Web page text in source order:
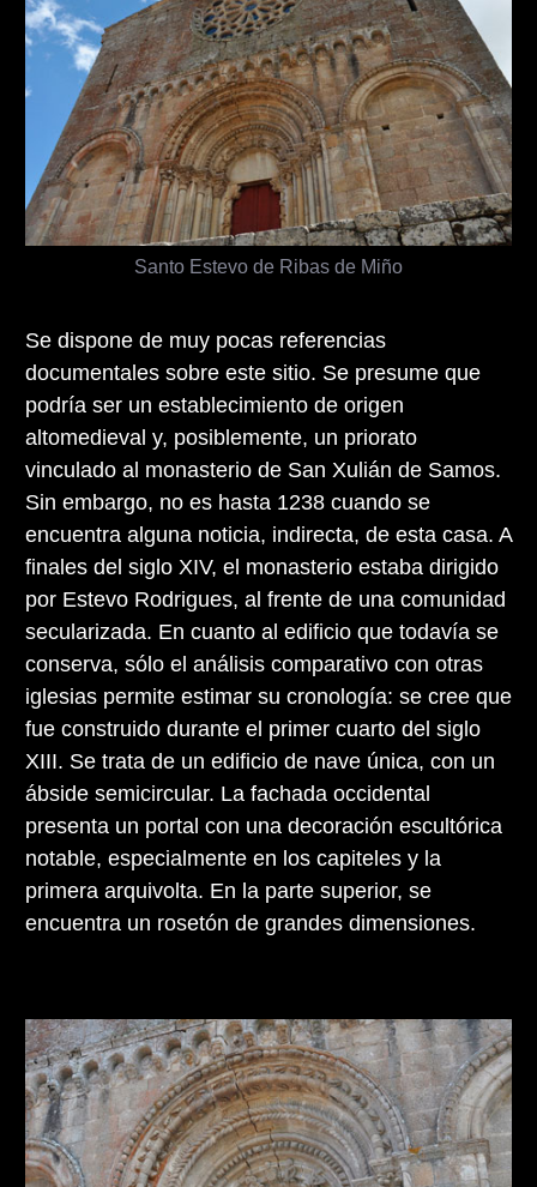
Santo Estevo de Ribas de Miño
Se dispone de muy pocas referencias
documentales sobre este sitio. Se presume que
podría ser un establecimiento de origen
altomedieval y, posiblemente, un priorato
vinculado al monasterio de San Xulián de Samos.
Sin embargo, no es hasta 1238 cuando se
encuentra alguna noticia, indirecta, de esta casa. A
finales del siglo XIV, el monasterio estaba dirigido
por Estevo Rodrigues, al frente de una comunidad
secularizada. En cuanto al edificio que todavía se
conserva, sólo el análisis comparativo con otras
iglesias permite estimar su cronología: se cree que
fue construido durante el primer cuarto del siglo
XIII. Se trata de un edificio de nave única, con un
ábside semicircular. La fachada occidental
presenta un portal con una decoración escultórica
notable, especialmente en los capiteles y la
primera arquivolta. En la parte superior, se
encuentra un rosetón de grandes dimensiones.